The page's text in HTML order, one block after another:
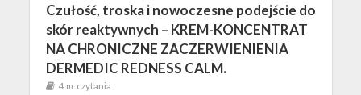
Czułość, troska i nowoczesne podejście do
skór reaktywnych – KREM-KONCENTRAT
NA CHRONICZNE ZACZERWIENIENIA
DERMEDIC REDNESS CALM.
4 m. czytania